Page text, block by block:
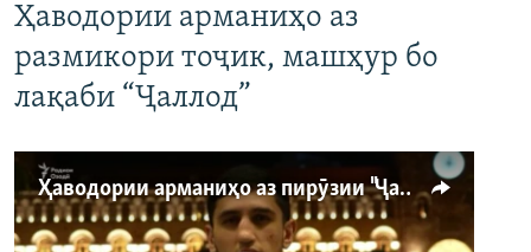
Ҳаводории арманиҳо аз
размикори тоҷик, машҳур бо
лақаби “Ҷаллод”
Ҳаводории арманиҳо аз пирӯзии "Ҷаллод"-и тоҷик